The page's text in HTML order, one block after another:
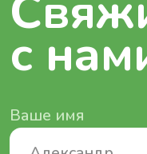
я согласен с
персональных данных